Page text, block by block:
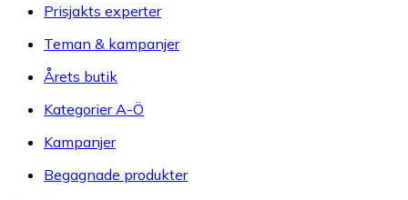
Prisjakts experter
Teman & kampanjer
Årets butik
Kategorier A-Ö
Kampanjer
Begagnade produkter